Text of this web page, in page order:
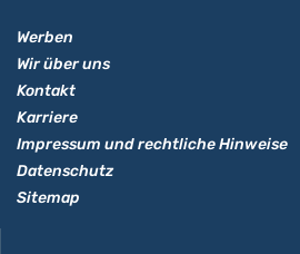
Werben
Wir über uns
Kontakt
Karriere
Impressum und rechtliche Hinweise
Datenschutz
Sitemap